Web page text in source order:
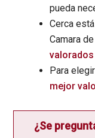
pueda
Cerca
Camara
valorados
Para
mejor
¿Se